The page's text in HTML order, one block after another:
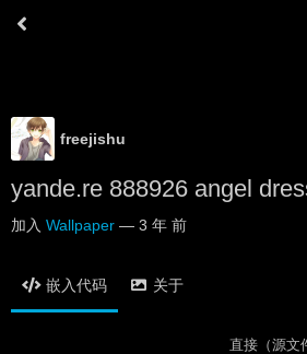
freejishu
yande.re 888926 angel
加入 Wallpaper — 3 年 前
嵌入代码 关于
直接（源文